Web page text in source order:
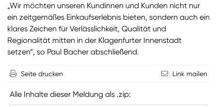
„Wir möchten unseren Kundinnen und Kunden nicht nur
ein zeitgemäßes Einkaufserlebnis bieten, sondern auch ein
klares Zeichen für Verlässlichkeit, Qualität und
Regionalität mitten in der Klagenfurter Innenstadt
setzen“, so Paul Bacher abschließend.
Seite drucken Link mailen
Alle Inhalte dieser Meldung als .zip: